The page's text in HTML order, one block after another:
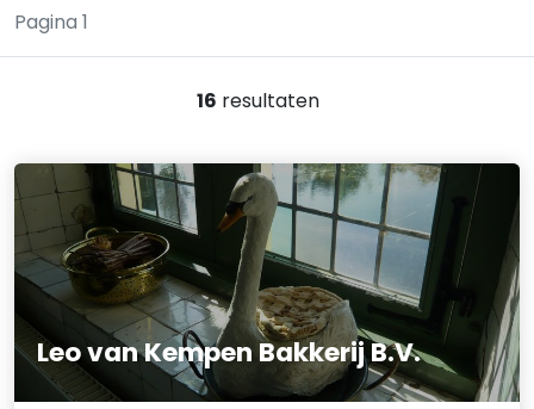
Pagina 1
16 resultaten
Leo van Kempen Bakkerij B.V.